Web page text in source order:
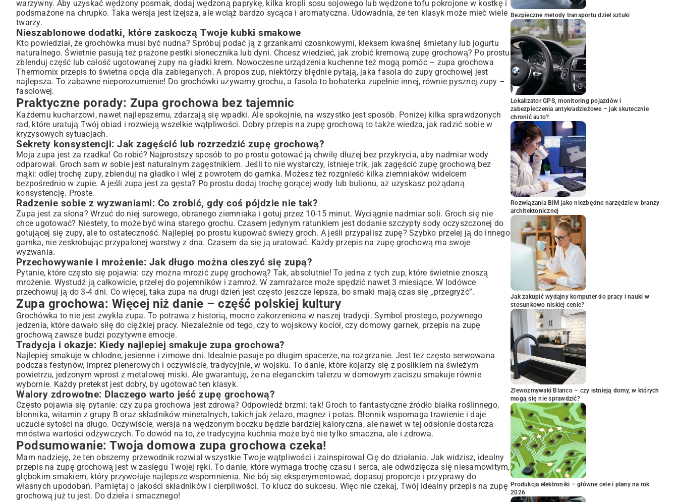
warzywny. Aby uzyskać wędzony posmak, dodaj wędzoną paprykę, kilka kropli sosu sojowego lub wędzone tofu pokrojone w kostkę i
podsmażone na chrupko. Taka wersja jest lżejsza, ale wciąż bardzo sycąca i aromatyczna. Udowadnia, że ten klasyk może mieć wiele
twarzy.
Nieszablonowe dodatki, które zaskoczą Twoje kubki smakowe
Kto powiedział, że grochówka musi być nudna? Spróbuj podać ją z grzankami czosnkowymi, kleksem kwaśnej śmietany lub jogurtu
naturalnego. Świetnie pasują też prażone pestki słonecznika lub dyni. Chcesz wiedzieć, jak zrobić kremową zupę grochową? Po prostu
zblenduj część lub całość ugotowanej zupy na gładki krem. Nowoczesne urządzenia kuchenne też mogą pomóc – zupa grochowa
Thermomix przepis to świetna opcja dla zabieganych. A propos zup, niektórzy błędnie pytają, jaka fasola do zupy grochowej jest
najlepsza. To zabawne nieporozumienie! Do grochówki używamy grochu, a fasola to bohaterka zupełnie innej, równie pysznej zupy –
fasolowej.
Praktyczne porady: Zupa grochowa bez tajemnic
Każdemu kucharzowi, nawet najlepszemu, zdarzają się wpadki. Ale spokojnie, na wszystko jest sposób. Poniżej kilka sprawdzonych
rad, które uratują Twój obiad i rozwieją wszelkie wątpliwości. Dobry przepis na zupę grochową to także wiedza, jak radzić sobie w
kryzysowych sytuacjach.
Sekrety konsystencji: Jak zagęścić lub rozrzedzić zupę grochową?
Moja zupa jest za rzadka! Co robić? Najprostszy sposób to po prostu gotować ją chwilę dłużej bez przykrycia, aby nadmiar wody
odparował. Groch sam w sobie jest naturalnym zagęstnikiem. Jeśli to nie wystarczy, istnieje trik, jak zagęścić zupę grochową bez
mąki: odlej trochę zupy, zblenduj na gładko i wlej z powrotem do garnka. Możesz też rozgnieść kilka ziemniaków widelcem
bezpośrednio w zupie. A jeśli zupa jest za gęsta? Po prostu dodaj trochę gorącej wody lub bulionu, aż uzyskasz pożądaną
konsystencję. Proste.
Radzenie sobie z wyzwaniami: Co zrobić, gdy coś pójdzie nie tak?
Zupa jest za słona? Wrzuć do niej surowego, obranego ziemniaka i gotuj przez 10-15 minut. Wyciągnie nadmiar soli. Groch się nie
chce ugotować? Niestety, to może być wina starego grochu. Czasem jedynym ratunkiem jest dodanie szczypty sody oczyszczonej do
gotującej się zupy, ale to ostateczność. Najlepiej po prostu kupować świeży groch. A jeśli przypalisz zupę? Szybko przelej ją do innego
garnka, nie zeskrobując przypalonej warstwy z dna. Czasem da się ją uratować. Każdy przepis na zupę grochową ma swoje
wyzwania.
Przechowywanie i mrożenie: Jak długo można cieszyć się zupą?
Pytanie, które często się pojawia: czy można mrozić zupę grochową? Tak, absolutnie! To jedna z tych zup, które świetnie znoszą
mrożenie. Wystudź ją całkowicie, przelej do pojemników i zamroź. W zamrażarce może spędzić nawet 3 miesiące. W lodówce
przechowuj ją do 3-4 dni. Co więcej, taka zupa na drugi dzień jest często jeszcze lepsza, bo smaki mają czas się „przegryźć”.
Zupa grochowa: Więcej niż danie – część polskiej kultury
Grochówka to nie jest zwykła zupa. To potrawa z historią, mocno zakorzeniona w naszej tradycji. Symbol prostego, pożywnego
jedzenia, które dawało siłę do ciężkiej pracy. Niezależnie od tego, czy to wojskowy kocioł, czy domowy garnek, przepis na zupę
grochową zawsze budzi pozytywne emocje.
Tradycja i okazje: Kiedy najlepiej smakuje zupa grochowa?
Najlepiej smakuje w chłodne, jesienne i zimowe dni. Idealnie pasuje po długim spacerze, na rozgrzanie. Jest też często serwowana
podczas festynów, imprez plenerowych i oczywiście, tradycyjnie, w wojsku. To danie, które kojarzy się z posiłkiem na świeżym
powietrzu, jedzonym wprost z metalowej miski. Ale gwarantuję, że na eleganckim talerzu w domowym zaciszu smakuje równie
wybornie. Każdy pretekst jest dobry, by ugotować ten klasyk.
Walory zdrowotne: Dlaczego warto jeść zupę grochową?
Często pojawia się pytanie: czy zupa grochowa jest zdrowa? Odpowiedź brzmi: tak! Groch to fantastyczne źródło białka roślinnego,
błonnika, witamin z grupy B oraz składników mineralnych, takich jak żelazo, magnez i potas. Błonnik wspomaga trawienie i daje
uczucie sytości na długo. Oczywiście, wersja na wędzonym boczku będzie bardziej kaloryczna, ale nawet w tej odsłonie dostarcza
mnóstwa wartości odżywczych. To dowód na to, że tradycyjna kuchnia może być nie tylko smaczna, ale i zdrowa.
Podsumowanie: Twoja domowa zupa grochowa czeka!
Mam nadzieję, że ten obszerny przewodnik rozwiał wszystkie Twoje wątpliwości i zainspirował Cię do działania. Jak widzisz, idealny
przepis na zupę grochową jest w zasięgu Twojej ręki. To danie, które wymaga trochę czasu i serca, ale odwdzięcza się niesamowitym,
głębokim smakiem, który przywołuje najlepsze wspomnienia. Nie bój się eksperymentować, dopasuj proporcje i przyprawy do
własnych upodobań. Pamiętaj o jakości składników i cierpliwości. To klucz do sukcesu. Więc nie czekaj, Twój idealny przepis na zupę
grochową już tu jest. Do dzieła i smacznego!
Bezpieczne metody transportu dzieł sztuki
Lokalizator GPS, monitoring pojazdów i
zabezpieczenia antykradzieżowe – jak skutecznie
chronić auto?
Rozwiązania BIM jako niezbędne narzędzie w branży
architektonicznej
Jak zakupić wydajny komputer do pracy i nauki w
stosunkowo niskiej cenie?
Zlewozmywaki Blanco – czy istnieją domy, w których
mogą się nie sprawdzić?
Produkcja elektroniki – główne cele i plany na rok
2026